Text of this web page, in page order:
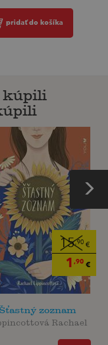
pridať do košíka
kúpili
15,90€
1 ,90€
Šťastný zoznam
Rachael